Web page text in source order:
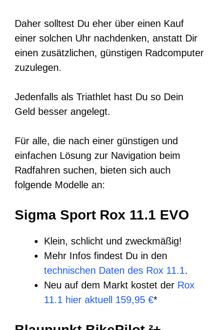
Daher solltest Du eher über einen Kauf
einer solchen Uhr nachdenken, anstatt Dir
einen zusätzlichen, günstigen Radcomputer
zuzulegen.
Jedenfalls als Triathlet hast Du so Dein
Geld besser angelegt.
Für alle, die nach einer günstigen und
einfachen Lösung zur Navigation beim
Radfahren suchen, bieten sich auch
folgende Modelle an:
Sigma Sport Rox 11.1 EVO
Klein, schlicht und zweckmäßig!
Mehr Infos findest Du in den
technischen Daten des Rox 11.1.
Neu auf dem Markt kostet der Rox
11.1 hier aktuell 159,95 €*